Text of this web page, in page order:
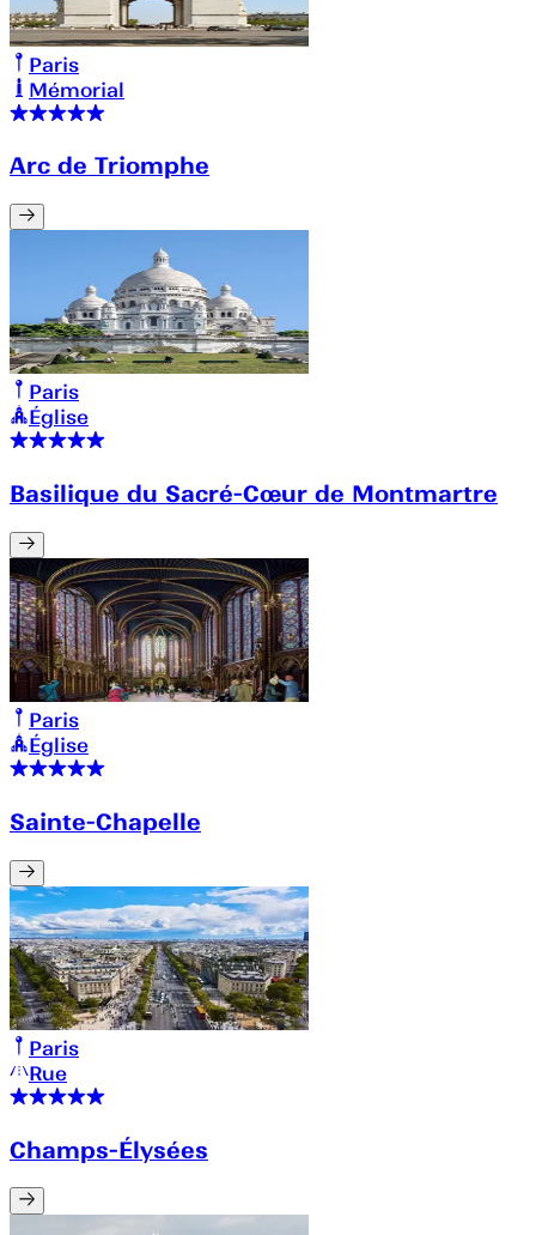
Paris
Mémorial
Arc de Triomphe
Paris
Église
Basilique du Sacré-Cœur de Montmartre
Paris
Église
Sainte-Chapelle
Paris
Rue
Champs-Élysées